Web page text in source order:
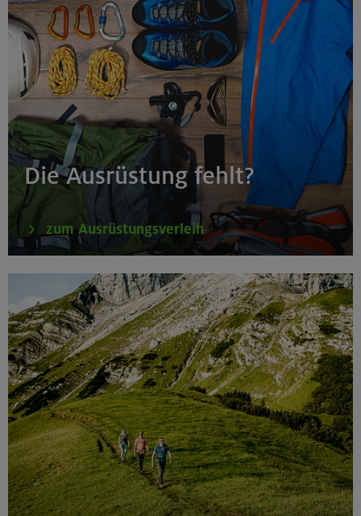
Die Ausrüstung fehlt?
zum Ausrüstungsverleih